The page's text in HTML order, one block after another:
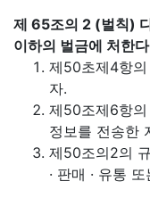
제 65조의 2 (벌칙)
이하의 벌금에 처한
제50초제4항
자.
제50조제6항
정보를 전송한
제50조의2의
· 판매 · 유통